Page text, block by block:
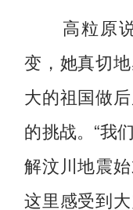
高粒原说
变，她真切
大的祖国做
的挑战。“我
解汶川地震
这里感受到